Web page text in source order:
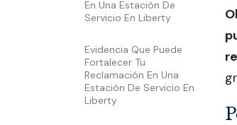
En Una Estación De
Servicio En Liberty
Evidencia Que Puede
Fortalecer Tu
Reclamación En Una
Estación De Servicio En
Liberty